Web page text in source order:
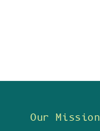
Our Mission